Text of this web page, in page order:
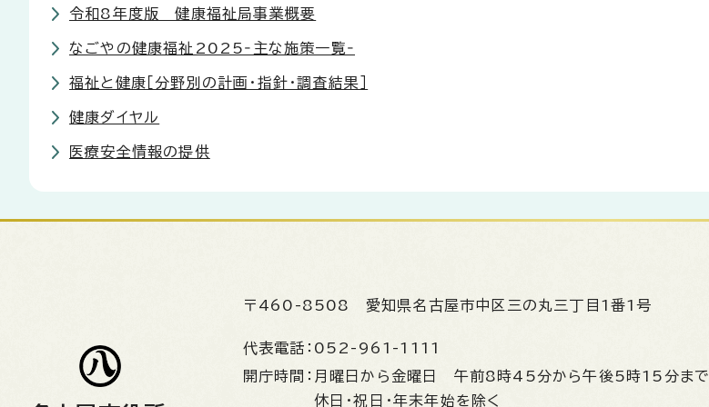
令和8年度版 健康福祉局事業概要
なごやの健康福祉2025‐主な施策一覧‐
福祉と健康［分野別の計画・指針・調査結果］
健康ダイヤル
医療安全情報の提供
〒460-8508 愛知県名古屋市中区三の丸三丁目1番1号
代表電話： 052-961-1111
開庁時間： 月曜日から金曜日 午前8時45分から午後5時15分まで
休日・祝日・年末年始を除く